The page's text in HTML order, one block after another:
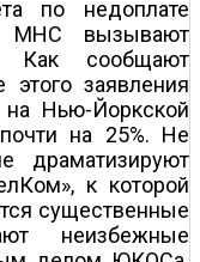
по недоплате
МНС вызывают
Как сообщают
заявления
Нью-Йоркской
на 25%. Не
драматизируют
к которой
существенные
неизбежные